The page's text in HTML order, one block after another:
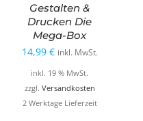
Gestalten &
Drucken Die
Mega-Box
14,99 € inkl. MwSt.
inkl. 19 % MwSt.
zzgl. Versandkosten
2 Werktage Lieferzeit